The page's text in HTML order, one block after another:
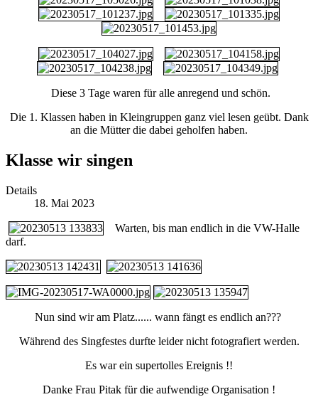
Diese 3 Tage waren für alle anregend und schön.
Die 1. Klassen haben in Kleingruppen ganz viel lesen geübt. Dank
an die Mütter die dabei geholfen haben.
Klasse wir singen
Details
18. Mai 2023
Warten, bis man endlich in die VW-Halle
darf.
Nun sind wir am Platz...... wann fängt es endlich an???
Während des Singfestes durfte leider nicht fotografiert werden.
Es war ein supertolles Ereignis !!
Danke Frau Pitak für die aufwendige Organisation !